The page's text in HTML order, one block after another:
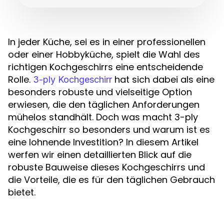
In jeder Küche, sei es in einer professionellen
oder einer Hobbyküche, spielt die Wahl des
richtigen Kochgeschirrs eine entscheidende
Rolle. 3-ply Kochgeschirr hat sich dabei als eine
besonders robuste und vielseitige Option
erwiesen, die den täglichen Anforderungen
mühelos standhält. Doch was macht 3-ply
Kochgeschirr so besonders und warum ist es
eine lohnende Investition? In diesem Artikel
werfen wir einen detaillierten Blick auf die
robuste Bauweise dieses Kochgeschirrs und
die Vorteile, die es für den täglichen Gebrauch
bietet.